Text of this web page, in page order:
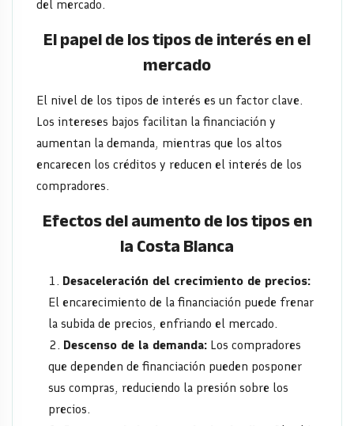
del mercado.
El papel de los tipos de interés en el
mercado
El nivel de los tipos de interés es un factor clave.
Los intereses bajos facilitan la financiación y
aumentan la demanda, mientras que los altos
encarecen los créditos y reducen el interés de los
compradores.
Efectos del aumento de los tipos en
la Costa Blanca
Desaceleración del crecimiento de precios:
El encarecimiento de la financiación puede frenar
la subida de precios, enfriando el mercado.
Descenso de la demanda: Los compradores
que dependen de financiación pueden posponer
sus compras, reduciendo la presión sobre los
precios.